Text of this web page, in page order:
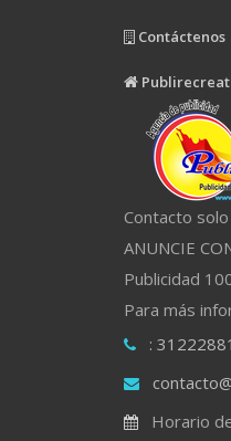
Contáctenos
Contacto
ANUNCIE
Publicidad
Para más
:
Horario